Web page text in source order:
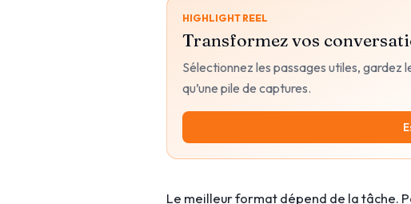
HIGHLIGHT REEL
Transformez vos
Sélectionnez les passages utiles, gardez
qu’une pile de captures.
Le meilleur format dépend de la tâche.